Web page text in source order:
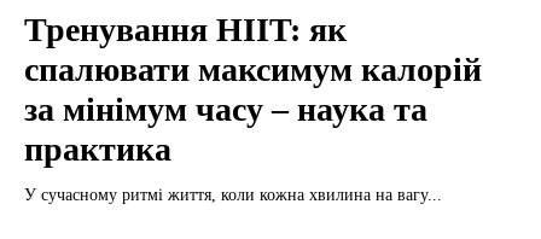
Тренування HIIT: як
спалювати максимум калорій
за мінімум часу – наука та
практика
У сучасному ритмі життя, коли кожна хвилина на вагу...